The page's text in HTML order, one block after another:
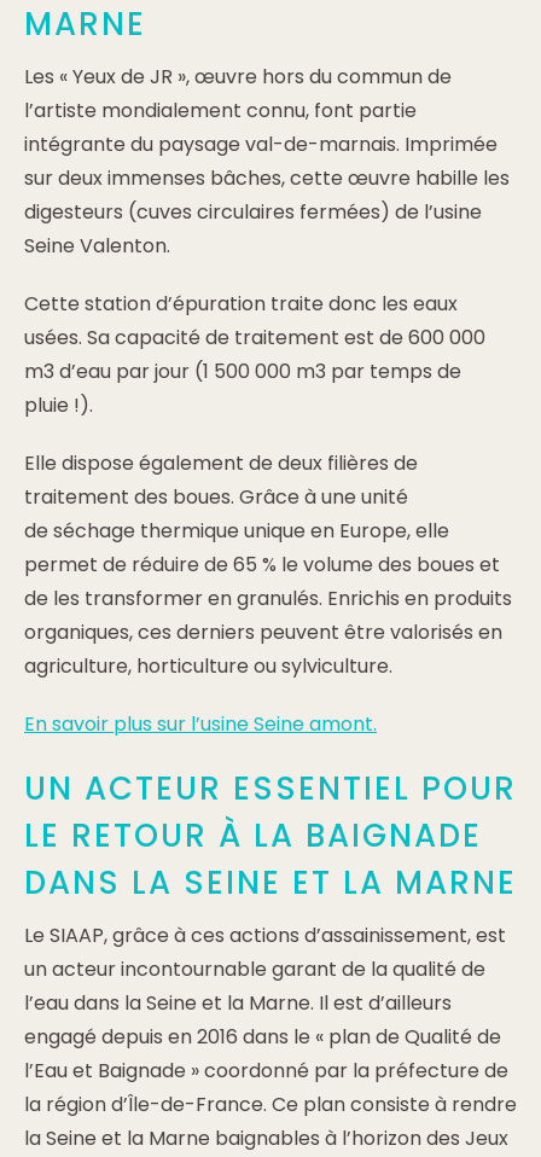
MARNE
Les « Yeux de JR », œuvre hors du commun de
l’artiste mondialement connu, font partie
intégrante du paysage val-de-marnais. Imprimée
sur deux immenses bâches, cette œuvre habille les
digesteurs (cuves circulaires fermées) de l’usine
Seine Valenton.
Cette station d’épuration traite donc les eaux
usées. Sa capacité de traitement est de 600 000
m3 d’eau par jour (1 500 000 m3 par temps de
pluie !).
Elle dispose également de deux filières de
traitement des boues. Grâce à une unité
de séchage thermique unique en Europe, elle
permet de réduire de 65 % le volume des boues et
de les transformer en granulés. Enrichis en produits
organiques, ces derniers peuvent être valorisés en
agriculture, horticulture ou sylviculture.
En savoir plus sur l’usine Seine amont.
UN ACTEUR ESSENTIEL POUR
LE RETOUR À LA BAIGNADE
DANS LA SEINE ET LA MARNE
Le SIAAP, grâce à ces actions d’assainissement, est
un acteur incontournable garant de la qualité de
l’eau dans la Seine et la Marne. Il est d’ailleurs
engagé depuis en 2016 dans le « plan de Qualité de
l’Eau et Baignade » coordonné par la préfecture de
la région d’Île-de-France. Ce plan consiste à rendre
la Seine et la Marne baignables à l’horizon des Jeux